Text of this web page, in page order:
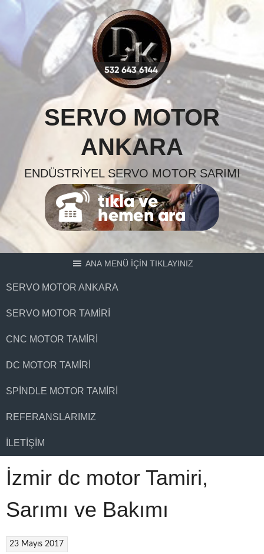
Skip
content
SERVO MOTOR
ANKARA
ENDÜSTRIYEL SERVO MOTOR SARIMI
ANA MENÜ İÇİN TIKLAYINIZ
SERVO MOTOR ANKARA
SERVO MOTOR TAMIRI
CNC MOTOR TAMIRI
DC MOTOR TAMIRI
SPINDLE MOTOR TAMIRI
REFERANSLARIMIZ
İLETIŞIM
İzmir dc motor Tamiri,
Sarımı ve Bakımı
23 Mayıs 2017